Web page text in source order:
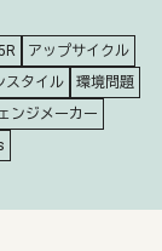
アップサイクル
スタイル
環境問題
ンジメーカー